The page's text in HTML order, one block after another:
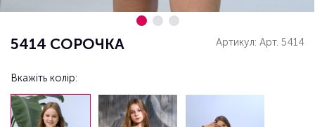
5414 СОРОЧКА Артикул: Арт. 5414
Вкажіть колір: